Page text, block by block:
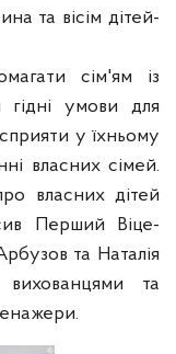
та вісім дітей-
сім'ям із
гідні умови для
у їхньому
власних сімей.
власних дітей
Перший Віце-
та Наталія
вихованцями та